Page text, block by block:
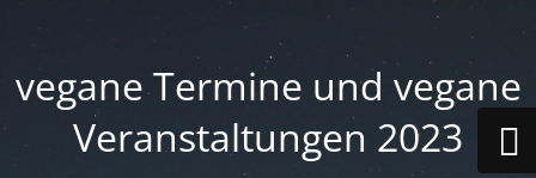
vegane Termine und vegane
Veranstaltungen 2023